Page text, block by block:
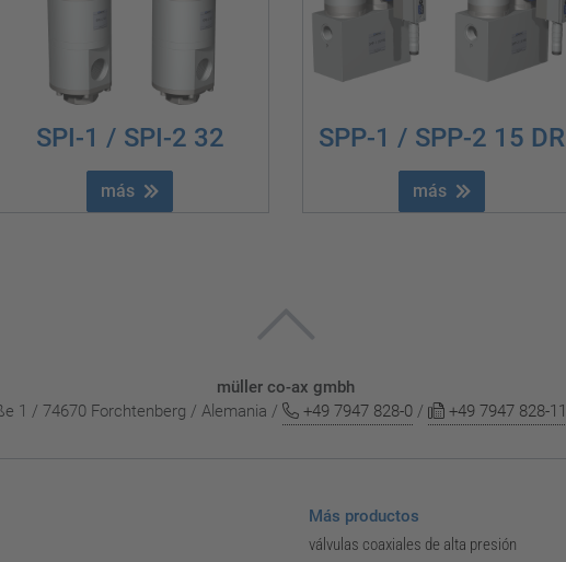
SPI-1 / SPI-2 32
más
SPP-1 / SPP-2 15 DR
más
müller co-ax gmbh
1 / 74670 Forchtenberg / Alemania /
+49 7947 828-0 / +49 7947 828-11
Más productos
válvulas coaxiales de alta presión